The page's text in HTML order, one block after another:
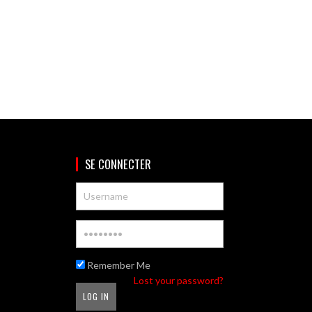
SE CONNECTER
Remember Me
Lost your password?